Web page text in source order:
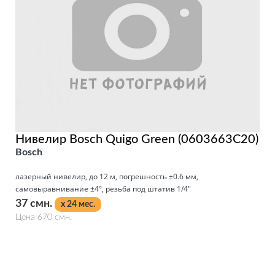
Нивелир Bosch Quigo Green (0603663C20)
Bosch
лазерный нивелир, до 12 м, погрешность ±0.6 мм,
самовыравнивание ±4°, резьба под штатив 1/4"
37 смн.
x 24 мес.
Цена 670 смн.